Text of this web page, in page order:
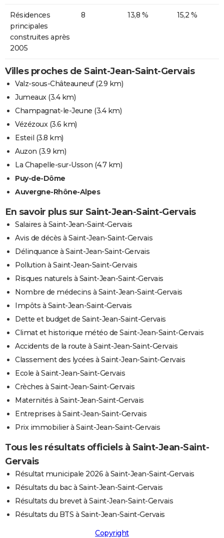
Résidences
principales
construites après
2005
8 13,8 % 15,2 %
Villes proches de Saint-Jean-Saint-Gervais
Valz-sous-Châteauneuf(2.9 km)
Jumeaux(3.4 km)
Champagnat-le-Jeune (3.4 km)
Vézézoux(3.6 km)
Esteil (3.8 km)
Auzon (3.9 km)
La Chapelle-sur-Usson (4.7 km)
Puy-de-Dôme
Auvergne-Rhône-Alpes
En savoir plus sur Saint-Jean-Saint-Gervais
Salaires à Saint-Jean-Saint-Gervais
Avis de décès à Saint-Jean-Saint-Gervais
Délinquance à Saint-Jean-Saint-Gervais
Pollution à Saint-Jean-Saint-Gervais
Risques naturels à Saint-Jean-Saint-Gervais
Nombre de médecins à Saint-Jean-Saint-Gervais
Impôts à Saint-Jean-Saint-Gervais
Dette et budget de Saint-Jean-Saint-Gervais
Climat et historique météo de Saint-Jean-Saint-Gervais
Accidents de la route à Saint-Jean-Saint-Gervais
Classement des lycées à Saint-Jean-Saint-Gervais
Ecole à Saint-Jean-Saint-Gervais
Crèches à Saint-Jean-Saint-Gervais
Maternités à Saint-Jean-Saint-Gervais
Entreprises à Saint-Jean-Saint-Gervais
Prix immobilier à Saint-Jean-Saint-Gervais
Tous les résultats officiels à Saint-Jean-Saint-
Gervais
Résultat municipale 2026 à Saint-Jean-Saint-Gervais
Résultats du bac à Saint-Jean-Saint-Gervais
Résultats du brevet à Saint-Jean-Saint-Gervais
Résultats du BTS à Saint-Jean-Saint-Gervais
Copyright